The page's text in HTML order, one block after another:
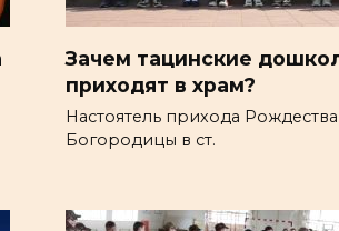
Зачем тацинские
приходят в храм?
Настоятель прихода
Богородицы в ст.